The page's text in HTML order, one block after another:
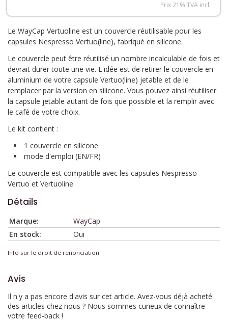
Prix 21% TVA incl.
Le WayCap Vertuoline est un couvercle réutilisable pour les
capsules Nespresso Vertuo(line), fabriqué en silicone.
Le couvercle peut être réutilisé un nombre incalculable de fois et
devrait durer toute une vie. L'idée est de retirer le couvercle en
aluminium de votre capsule Vertuo(line) jetable et de le
remplacer par la version en silicone. Vous pouvez ainsi réutiliser
la capsule jetable autant de fois que possible et la remplir avec
le café de votre choix.
Le kit contient :
1 couvercle en silicone
mode d'emploi (EN/FR)
Le couvercle est compatible avec les capsules Nespresso
Vertuo et Vertuoline.
Détails
Marque:
WayCap
En stock:
Oui
Info sur le droit de renonciation.
Avis
Il n'y a pas encore d'avis sur cet article. Avez-vous déjà acheté
des articles chez nous ? Nous sommes curieux de connaître
votre feed-back !